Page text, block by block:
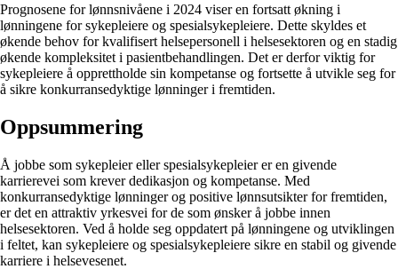
Prognosene for lønnsnivåene i 2024 viser en fortsatt økning i
lønningene for sykepleiere og spesialsykepleiere. Dette skyldes et
økende behov for kvalifisert helsepersonell i helsesektoren og en stadig
økende kompleksitet i pasientbehandlingen. Det er derfor viktig for
sykepleiere å opprettholde sin kompetanse og fortsette å utvikle seg for
å sikre konkurransedyktige lønninger i fremtiden.
Oppsummering
Å jobbe som sykepleier eller spesialsykepleier er en givende
karrierevei som krever dedikasjon og kompetanse. Med
konkurransedyktige lønninger og positive lønnsutsikter for fremtiden,
er det en attraktiv yrkesvei for de som ønsker å jobbe innen
helsesektoren. Ved å holde seg oppdatert på lønningene og utviklingen
i feltet, kan sykepleiere og spesialsykepleiere sikre en stabil og givende
karriere i helsevesenet.